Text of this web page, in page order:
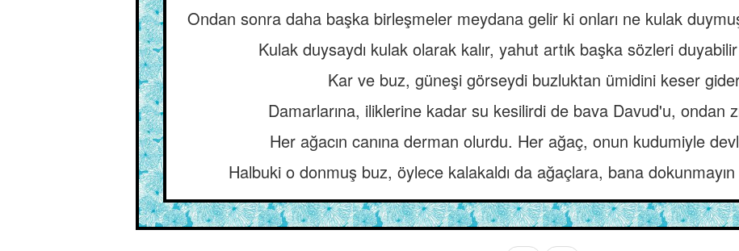
Ondan sonra daha başka birleşmeler meydana gelir ki onları ne kulak
Kulak duysaydı kulak olarak kalır, yahut artık başka sözleri
Kar ve buz, güneşi görseydi buzluktan ümidini keser
Damarlarına, iliklerine kadar su kesilirdi de bava Davud'u, ondan
Her ağacın canına derman olurdu. Her ağaç, onun kudumiyle
Halbuki o donmuş buz, öylece kalakaldı da ağaçlara, bana dokunmayın